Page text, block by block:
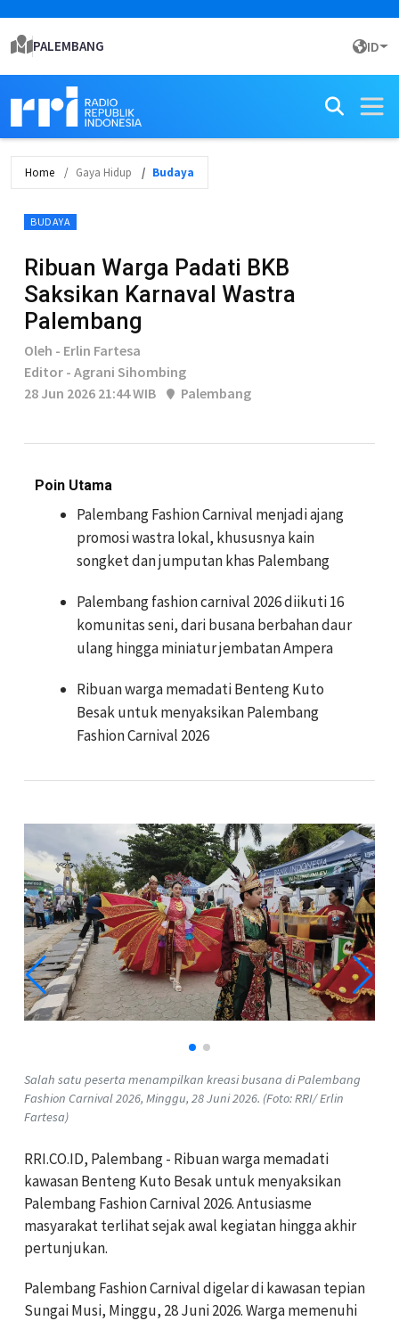
PALEMBANG ID
Home Gaya Hidup Budaya
BUDAYA
Ribuan Warga Padati BKB
Saksikan Karnaval Wastra
Palembang
Oleh - Erlin Fartesa
Editor - Agrani Sihombing
28 Jun 2026 21:44 WIB
Palembang
Poin Utama
Palembang Fashion Carnival menjadi ajang
promosi wastra lokal, khususnya kain
songket dan jumputan khas Palembang
Palembang fashion carnival 2026 diikuti 16
komunitas seni, dari busana berbahan daur
ulang hingga miniatur jembatan Ampera
Ribuan warga memadati Benteng Kuto
Besak untuk menyaksikan Palembang
Fashion Carnival 2026
Salah satu peserta menampilkan kreasi busana di Palembang
Fashion Carnival 2026, Minggu, 28 Juni 2026. (Foto: RRI/ Erlin
Fartesa)
RRI.CO.ID, Palembang - Ribuan warga memadati
kawasan Benteng Kuto Besak untuk menyaksikan
Palembang Fashion Carnival 2026. Antusiasme
masyarakat terlihat sejak awal kegiatan hingga akhir
pertunjukan.
Palembang Fashion Carnival digelar di kawasan tepian
Sungai Musi, Minggu, 28 Juni 2026. Warga memenuhi